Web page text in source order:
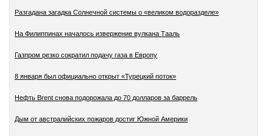
Разгадана загадка Солнечной системы о «великом водоразделе»
На Филиппинах началось извержение вулкана Тааль
Газпром резко сократил подачу газа в Европу
8 января был официально открыт «Турецкий поток»
Нефть Brent снова подорожала до 70 долларов за баррель
Дым от австралийских пожаров достиг Южной Америки